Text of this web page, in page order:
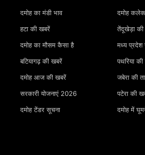
दमोह का मंडी भाव
हटा की खबरें
दमोह का मौसम कैसा है
बटियागढ़ की खबरें
दमोह आज की खबरें
सरकारी योजनाएं 2026
दमोह टेंडर सूचना
दमोह
तेंदूखेड़ा
मध्य प्रदेश
पथरिया
जबेरा की
पटेरा की
दमोह में